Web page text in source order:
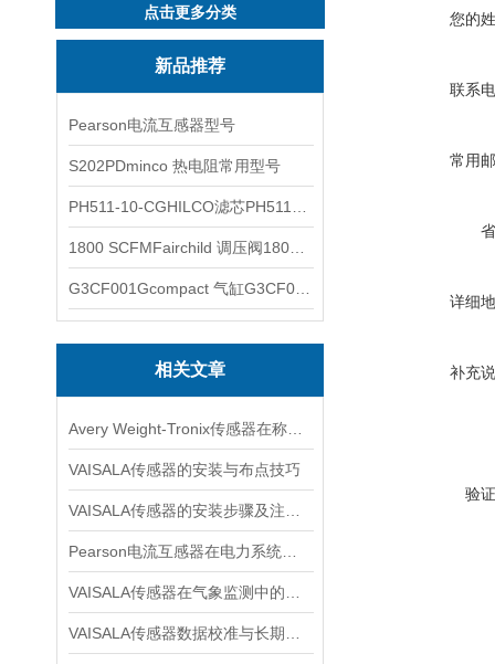
点击更多分类
新品推荐
Pearson电流互感器型号
S202PDminco 热电阻常用型号
相关文章
VAISALA传感器的安装与布点技巧
您的
联系
常用
详细
补充
验